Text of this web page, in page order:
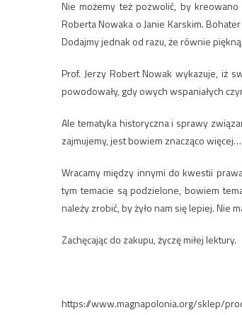
Nie możemy też pozwolić, by
Roberta Nowaka o Janie Karskim.
Dodajmy jednak od razu, że równie
Prof. Jerzy Robert Nowak wykazuje, iż
powodowały, gdy owych wspaniałych
Ale tematyka historyczna i sprawy
zajmujemy, jest bowiem znacząco więcej…
Wracamy między innymi do kwestii
tym temacie są podzielone, bowiem
należy zrobić, by żyło nam się lepiej. Nie
Zachęcając do zakupu, życzę miłej lektury.
https://www.magnapolonia.org/sklep/